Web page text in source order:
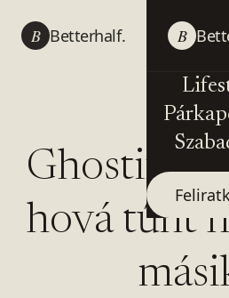
B Betterhalf. B
hová tűnt